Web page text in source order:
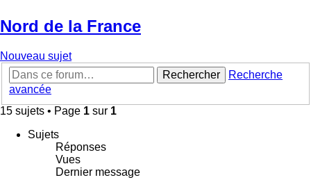
Nord de la France
Nouveau sujet
Rechercher
Recherche
avancée
15 sujets • Page 1 sur 1
Sujets
Réponses
Vues
Dernier message